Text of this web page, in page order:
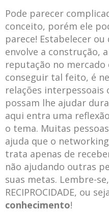
Pode parecer
conceito, porém ele
parece! Estabelecer
envolve a construção,
reputação no mercado
conseguir tal feito, é
relações interpessoais
possam lhe ajudar
aqui entra uma
o tema. Muitas
ajuda que o
trata apenas de
não ajudando outras
suas metas. Lembre-
RECIPROCIDADE, ou
conhecimento!